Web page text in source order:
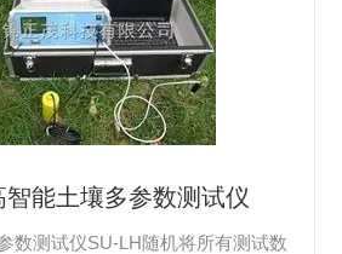
智能土壤多参数测试仪
数测试仪SU-LH随机将所有测试数